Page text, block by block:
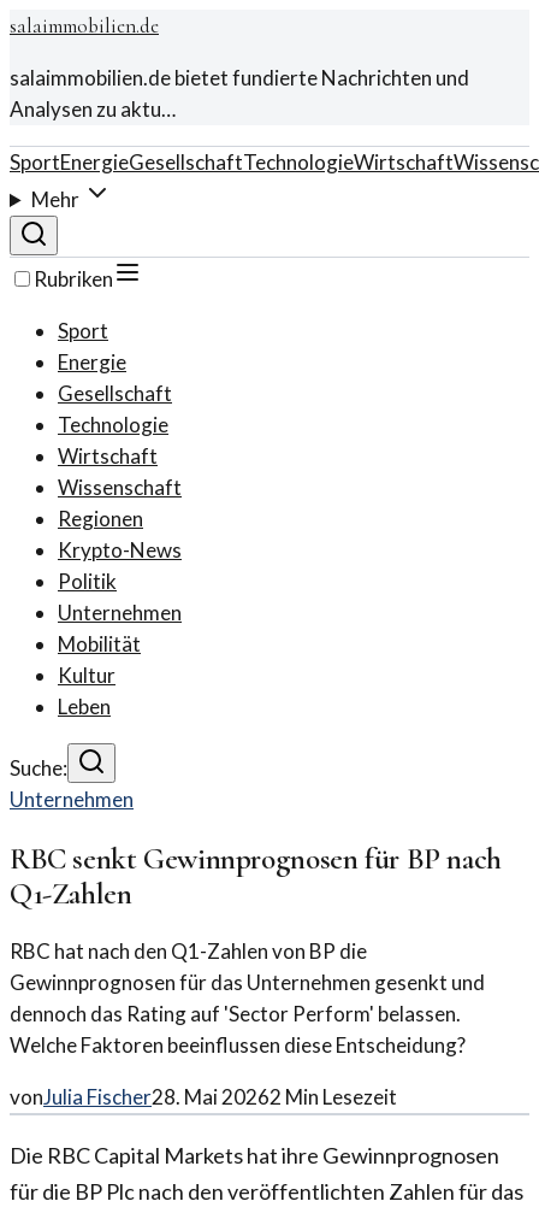
salaimmobilien.de
salaimmobilien.de bietet fundierte Nachrichten und
Analysen zu aktu…
SportEnergieGesellschaftTechnologieWirtschaft
Mehr
Rubriken
Sport
Energie
Gesellschaft
Technologie
Wirtschaft
Wissenschaft
Regionen
Krypto-News
Politik
Unternehmen
Mobilität
Kultur
Leben
Suche:
Unternehmen
RBC senkt Gewinnprognosen für BP nach
Q1-Zahlen
RBC hat nach den Q1-Zahlen von BP die
Gewinnprognosen für das Unternehmen gesenkt und
dennoch das Rating auf 'Sector Perform' belassen.
Welche Faktoren beeinflussen diese Entscheidung?
vonJulia Fischer28. Mai 20262 Min Lesezeit
Die RBC Capital Markets hat ihre Gewinnprognosen
für die BP Plc nach den veröffentlichten Zahlen für das